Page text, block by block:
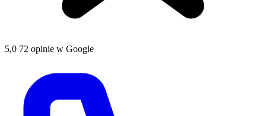
5,0 72 opinie w Google